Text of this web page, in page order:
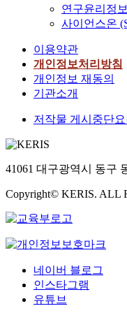
연구윤리정
사이언스온
이용약관
개인정보처리방침
개인정보 재동의
기관소개
저작물 게시중단요
41061 대구광역시 동구
Copyright© KERIS. ALL
네이버 블로그
인스타그램
유튜브